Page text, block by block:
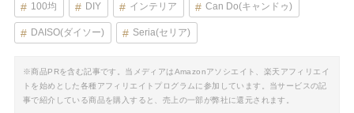
100均 DIY インテリア Can Do(キャンドゥ)
DAISO(ダイソー) Seria(セリア)
※商品PRを含む記事です。当メディアはAmazonアソシエイト、楽天アフィリエイ
トを始めとした各種アフィリエイトプログラムに参加しています。当サービスの記
事で紹介している商品を購入すると、売上の一部が弊社に還元されます。